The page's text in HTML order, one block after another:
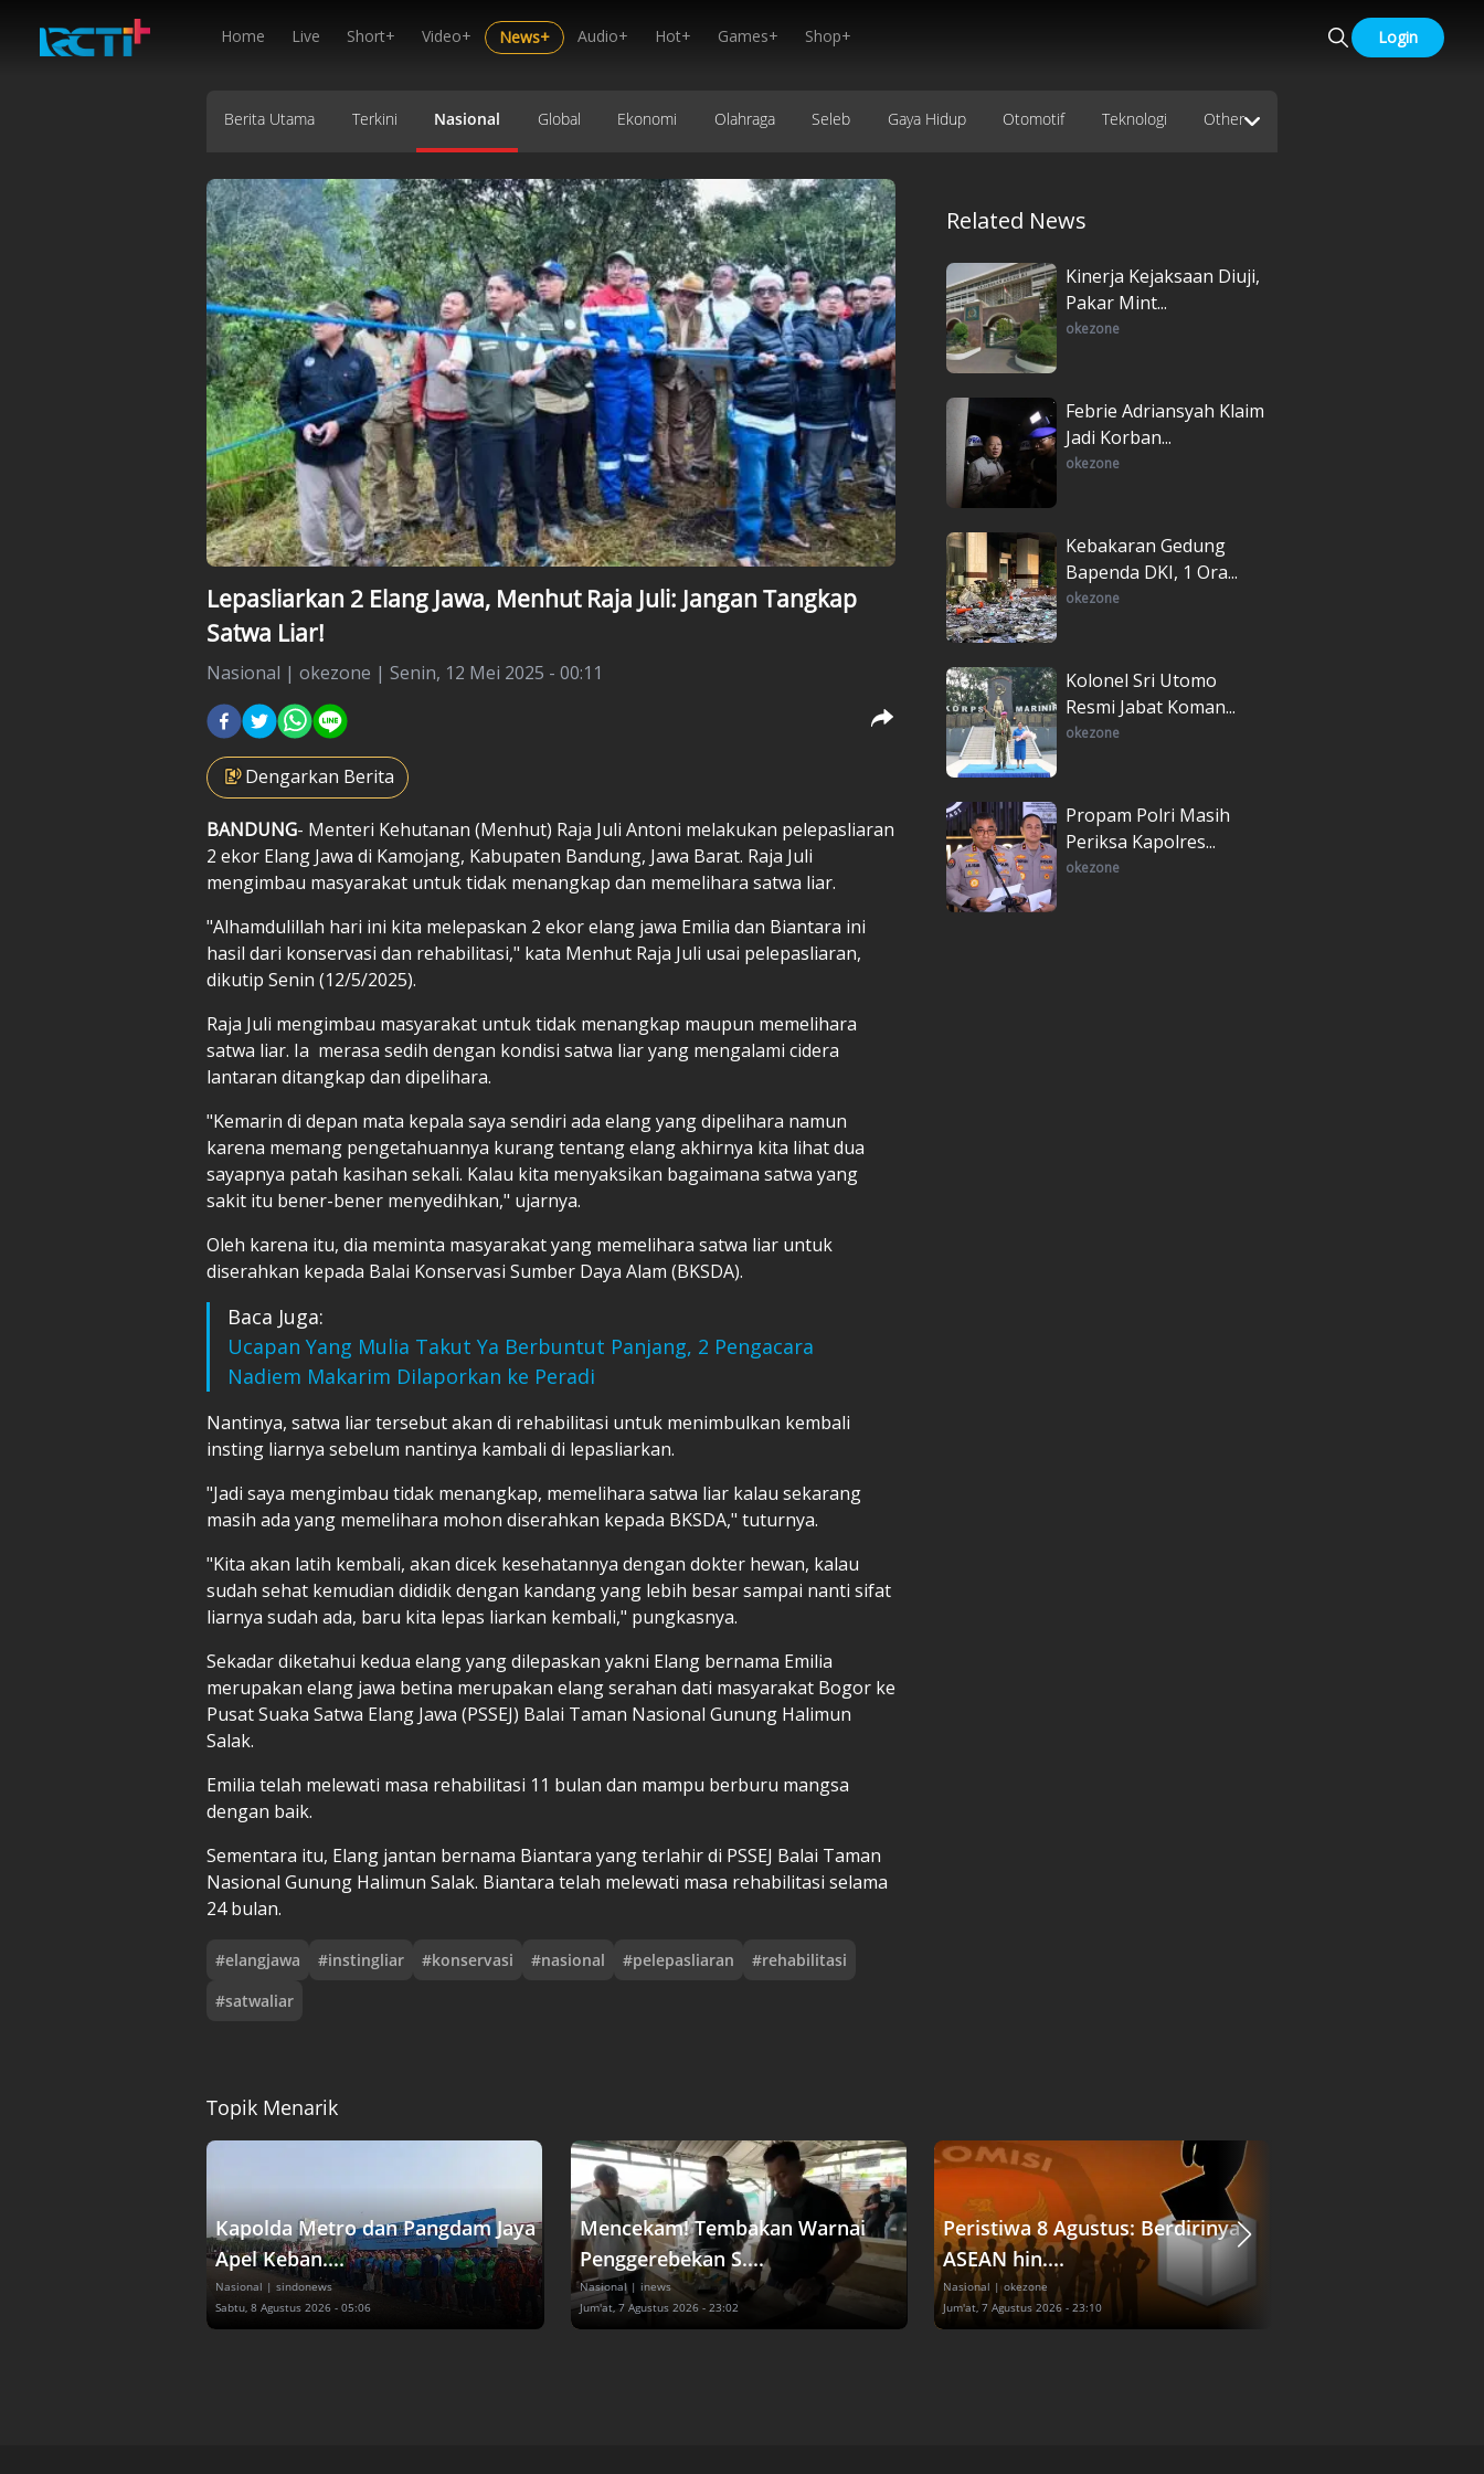
Home Live Short+ Video+ News+ Audio+ Hot+ Games+ Shop+ Login
Berita Utama Terkini Nasional Global Ekonomi Olahraga Seleb Gaya Hidup Otomotif Teknologi Other
Lepasliarkan 2 Elang Jawa, Menhut Raja Juli: Jangan Tangkap
Satwa Liar!
Nasional | okezone | Senin, 12 Mei 2025 - 00:11
Dengarkan Berita
BANDUNG- Menteri Kehutanan (Menhut) Raja Juli Antoni melakukan pelepasliaran
2 ekor Elang Jawa di Kamojang, Kabupaten Bandung, Jawa Barat. Raja Juli
mengimbau masyarakat untuk tidak menangkap dan memelihara satwa liar.
"Alhamdulillah hari ini kita melepaskan 2 ekor elang jawa Emilia dan Biantara ini
hasil dari konservasi dan rehabilitasi," kata Menhut Raja Juli usai pelepasliaran,
dikutip Senin (12/5/2025).
Raja Juli mengimbau masyarakat untuk tidak menangkap maupun memelihara
satwa liar. Ia merasa sedih dengan kondisi satwa liar yang mengalami cidera
lantaran ditangkap dan dipelihara.
"Kemarin di depan mata kepala saya sendiri ada elang yang dipelihara namun
karena memang pengetahuannya kurang tentang elang akhirnya kita lihat dua
sayapnya patah kasihan sekali. Kalau kita menyaksikan bagaimana satwa yang
sakit itu bener-bener menyedihkan," ujarnya.
Oleh karena itu, dia meminta masyarakat yang memelihara satwa liar untuk
diserahkan kepada Balai Konservasi Sumber Daya Alam (BKSDA).
Baca Juga:
Ucapan Yang Mulia Takut Ya Berbuntut Panjang, 2 Pengacara
Nadiem Makarim Dilaporkan ke Peradi
Nantinya, satwa liar tersebut akan di rehabilitasi untuk menimbulkan kembali
insting liarnya sebelum nantinya kambali di lepasliarkan.
"Jadi saya mengimbau tidak menangkap, memelihara satwa liar kalau sekarang
masih ada yang memelihara mohon diserahkan kepada BKSDA," tuturnya.
"Kita akan latih kembali, akan dicek kesehatannya dengan dokter hewan, kalau
sudah sehat kemudian dididik dengan kandang yang lebih besar sampai nanti sifat
liarnya sudah ada, baru kita lepas liarkan kembali," pungkasnya.
Sekadar diketahui kedua elang yang dilepaskan yakni Elang bernama Emilia
merupakan elang jawa betina merupakan elang serahan dati masyarakat Bogor ke
Pusat Suaka Satwa Elang Jawa (PSSEJ) Balai Taman Nasional Gunung Halimun
Salak.
Emilia telah melewati masa rehabilitasi 11 bulan dan mampu berburu mangsa
dengan baik.
Sementara itu, Elang jantan bernama Biantara yang terlahir di PSSEJ Balai Taman
Nasional Gunung Halimun Salak. Biantara telah melewati masa rehabilitasi selama
24 bulan.
#elangjawa #instingliar #konservasi #nasional #pelepasliaran #rehabilitasi
#satwaliar
Related News
Kinerja Kejaksaan Diuji,
Pakar Mint...
okezone
Febrie Adriansyah Klaim
Jadi Korban...
okezone
Kebakaran Gedung
Bapenda DKI, 1 Ora...
okezone
Kolonel Sri Utomo
Resmi Jabat Koman...
okezone
Propam Polri Masih
Periksa Kapolres...
okezone
Topik Menarik
Kapolda Metro dan Pangdam Jaya
Apel Keban....
Nasional | sindonews
Sabtu, 8 Agustus 2026 - 05:06
Mencekam! Tembakan Warnai
Penggerebekan S....
Nasional | inews
Jum'at, 7 Agustus 2026 - 23:02
Peristiwa 8 Agustus: Berdirinya
ASEAN hin....
Nasional | okezone
Jum'at, 7 Agustus 2026 - 23:10